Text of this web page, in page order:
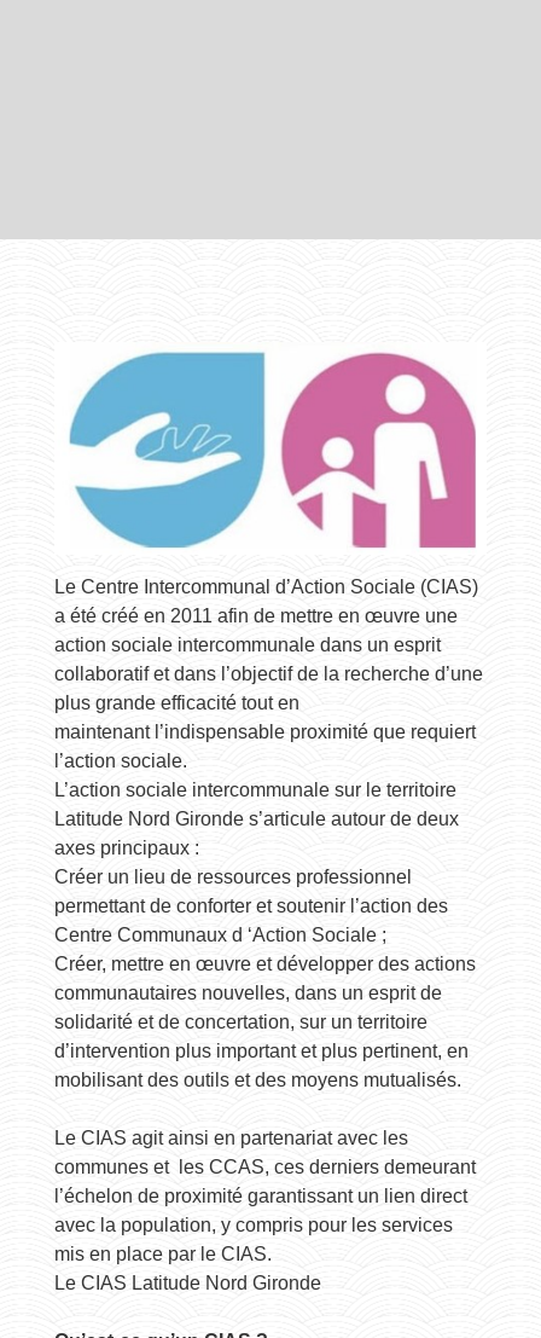
Le Centre Intercommunal d’Action Sociale (CIAS)
a été créé en 2011 afin de mettre en œuvre une
action sociale intercommunale dans un esprit
collaboratif et dans l’objectif de la recherche d’une
plus grande efficacité tout en
maintenant l’indispensable proximité que requiert
l’action sociale.
L’action sociale intercommunale sur le territoire
Latitude Nord Gironde s’articule autour de deux
axes principaux :
Créer un lieu de ressources professionnel
permettant de conforter et soutenir l’action des
Centre Communaux d ‘Action Sociale ;
Créer, mettre en œuvre et développer des actions
communautaires nouvelles, dans un esprit de
solidarité et de concertation, sur un territoire
d’intervention plus important et plus pertinent, en
mobilisant des outils et des moyens mutualisés.
Le CIAS agit ainsi en partenariat avec les
communes et les CCAS, ces derniers demeurant
l’échelon de proximité garantissant un lien direct
avec la population, y compris pour les services
mis en place par le CIAS.
Le CIAS Latitude Nord Gironde